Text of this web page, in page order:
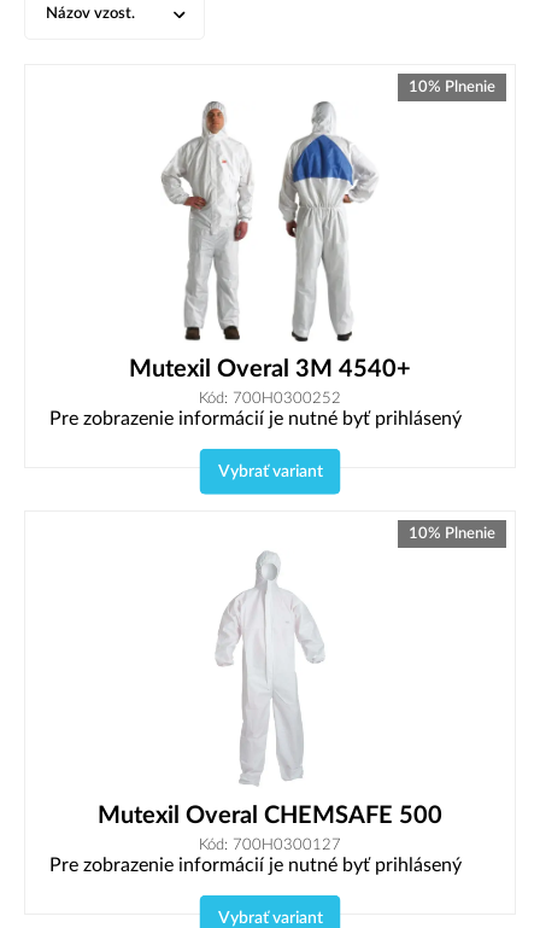
Názov vzost.
10% Plnenie
Mutexil Overal 3M 4540+
Kód: 700H0300252
Pre zobrazenie informácií je nutné byť prihlásený
Vybrať variant
10% Plnenie
Mutexil Overal CHEMSAFE 500
Kód: 700H0300127
Pre zobrazenie informácií je nutné byť prihlásený
Vybrať variant